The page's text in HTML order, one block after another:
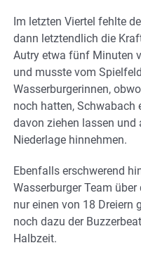
Im letzten Viertel fehlte
dann letztendlich die
Autry etwa fünf Minuten
und musste vom
Wasserburgerinnen,
noch hatten, Schwabach
davon ziehen lassen und
Niederlage hinnehmen.
Ebenfalls erschwerend
Wasserburger Team
nur einen von 18 Dreiern
noch dazu der
Halbzeit.